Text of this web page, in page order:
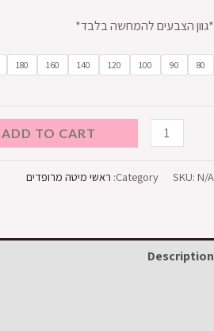
*גוון הצבעים להמחשה בלבד*
80
90
100
120
140
160
180
ADD TO CART
SKU: N/A
Category: ראשי מיטה מרופדים
Description